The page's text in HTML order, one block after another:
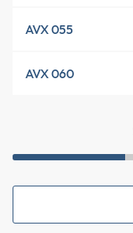
AVX 055
AVX 060